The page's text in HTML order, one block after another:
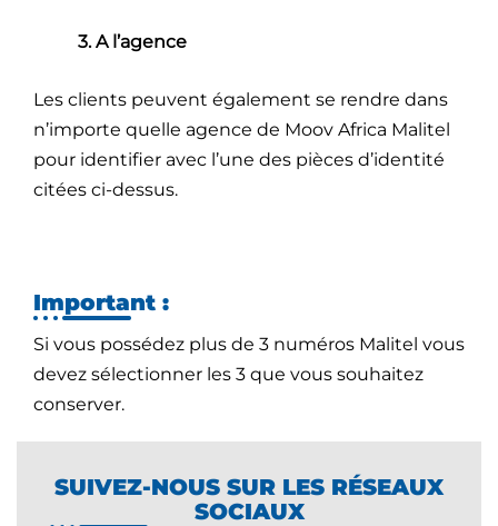
3. A l’agence
Les clients peuvent également se rendre dans
n’importe quelle agence de Moov Africa Malitel
pour identifier avec l’une des pièces d’identité
citées ci-dessus.
Important :
Si vous possédez plus de 3 numéros Malitel vous
devez sélectionner les 3 que vous souhaitez
conserver.
SUIVEZ-NOUS SUR LES RÉSEAUX
SOCIAUX